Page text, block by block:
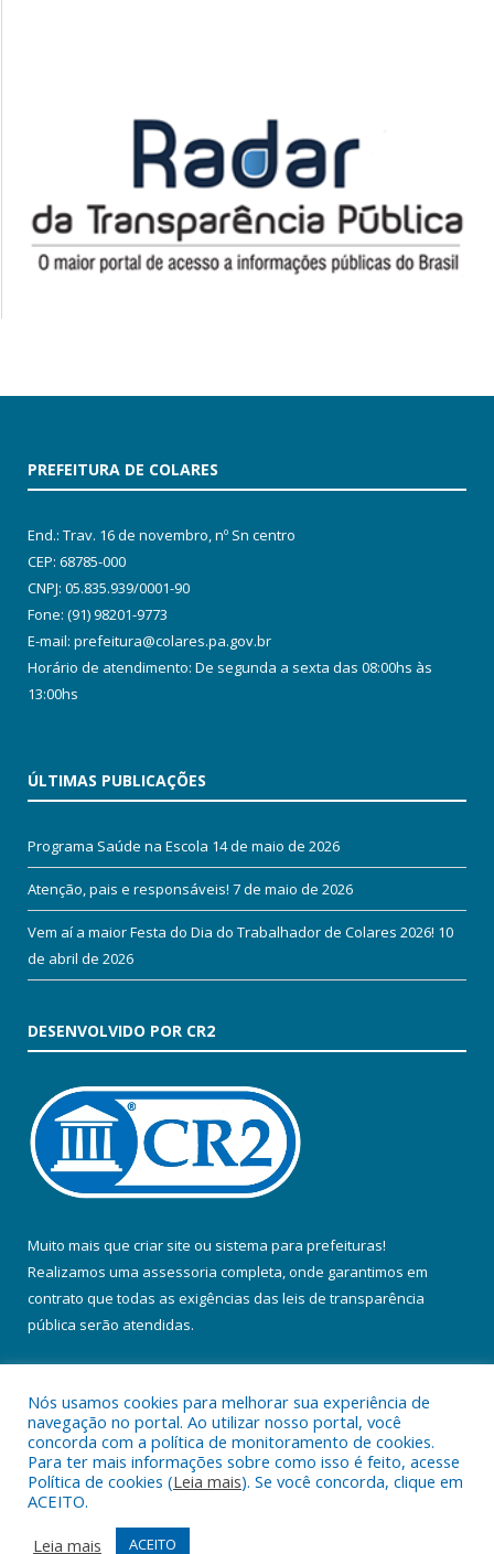
PREFEITURA DE COLARES
End.: Trav. 16 de novembro, nº Sn centro
CEP: 68785-000
CNPJ: 05.835.939/0001-90
Fone: (91) 98201-9773
E-mail: prefeitura@colares.pa.gov.br
Horário de atendimento: De segunda a sexta das 08:00hs às
13:00hs
ÚLTIMAS PUBLICAÇÕES
Programa Saúde na Escola 14 de maio de 2026
Atenção, pais e responsáveis! 7 de maio de 2026
Vem aí a maior Festa do Dia do Trabalhador de Colares 2026! 10
de abril de 2026
DESENVOLVIDO POR CR2
Muito mais que criar site ou sistema para prefeituras!
Realizamos uma assessoria completa, onde garantimos em
contrato que todas as exigências das leis de transparência
pública serão atendidas.
Todos os direitos reservados a Prefeitura Municipal de Colares.
Mapa do Site
Acessar Área Administrativa
Nós usamos cookies para melhorar sua experiência de
navegação no portal. Ao utilizar nosso portal, você
concorda com a política de monitoramento de cookies.
Para ter mais informações sobre como isso é feito, acesse
Política de cookies (Leia mais). Se você concorda, clique em
ACEITO.
Leia mais
ACEITO